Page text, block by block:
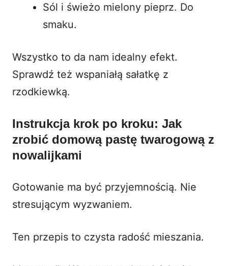
Sól i świeżo mielony pieprz. Do
smaku.
Wszystko to da nam idealny efekt.
Sprawdź też wspaniałą sałatkę z
rzodkiewką.
Instrukcja krok po kroku: Jak
zrobić domową pastę twarogową z
nowalijkami
Gotowanie ma być przyjemnością. Nie
stresującym wyzwaniem.
Ten przepis to czysta radość mieszania.